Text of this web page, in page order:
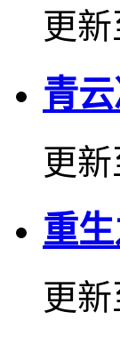
更
青
更
重
更